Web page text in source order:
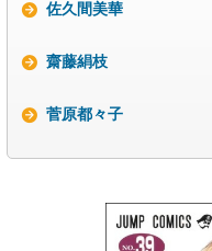
佐久間美華
齋藤絹枝
菅原都々子